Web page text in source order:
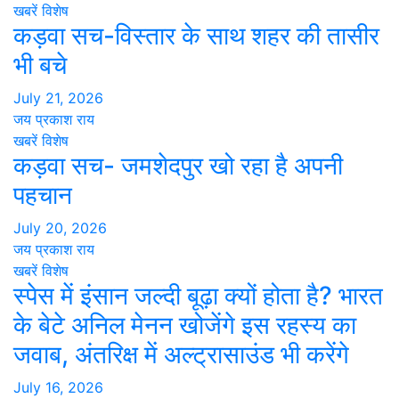
खबरें विशेष
कड़वा सच-विस्तार के साथ शहर की तासीर
भी बचे
July 21, 2026
जय प्रकाश राय
खबरें विशेष
कड़वा सच- जमशेदपुर खो रहा है अपनी
पहचान
July 20, 2026
जय प्रकाश राय
खबरें विशेष
स्पेस में इंसान जल्दी बूढ़ा क्यों होता है? भारत
के बेटे अनिल मेनन खोजेंगे इस रहस्य का
जवाब, अंतरिक्ष में अल्ट्रासाउंड भी करेंगे
July 16, 2026